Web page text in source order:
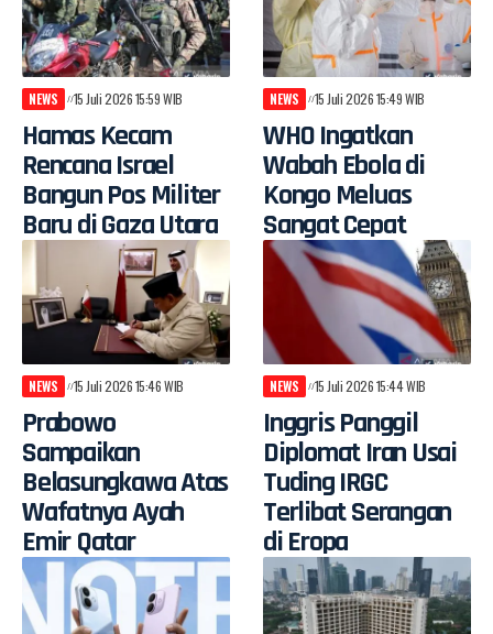
NEWS 15 Juli 2026 15:59 WIB
Hamas Kecam
Rencana Israel
Bangun Pos Militer
Baru di Gaza Utara
NEWS 15 Juli 2026 15:49 WIB
WHO Ingatkan
Wabah Ebola di
Kongo Meluas
Sangat Cepat
NEWS 15 Juli 2026 15:46 WIB
Prabowo
Sampaikan
Belasungkawa Atas
Wafatnya Ayah
Emir Qatar
NEWS 15 Juli 2026 15:44 WIB
Inggris Panggil
Diplomat Iran Usai
Tuding IRGC
Terlibat Serangan
di Eropa